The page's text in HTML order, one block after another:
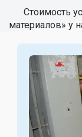
Стоимость
материалов» у